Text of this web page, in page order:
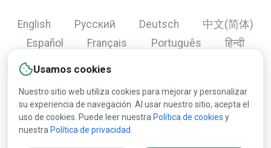
Usamos cookies
Nuestro sitio web utiliza cookies para mejorar y personalizar
su experiencia de navegación. Al usar nuestro sitio, acepta el
uso de cookies. Puede leer nuestra Política de cookies y
nuestra Política de privacidad
English Русский Deutsch
中文(简体)
Español
Français Português
हिन्दी
Copyright © 2000-2026 Lesprom Network. Todos los
derechos reservados.